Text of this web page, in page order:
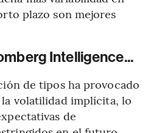
plazo son mejores
Intelligence...
de tipos ha provocado
volatilidad implícita, lo
de